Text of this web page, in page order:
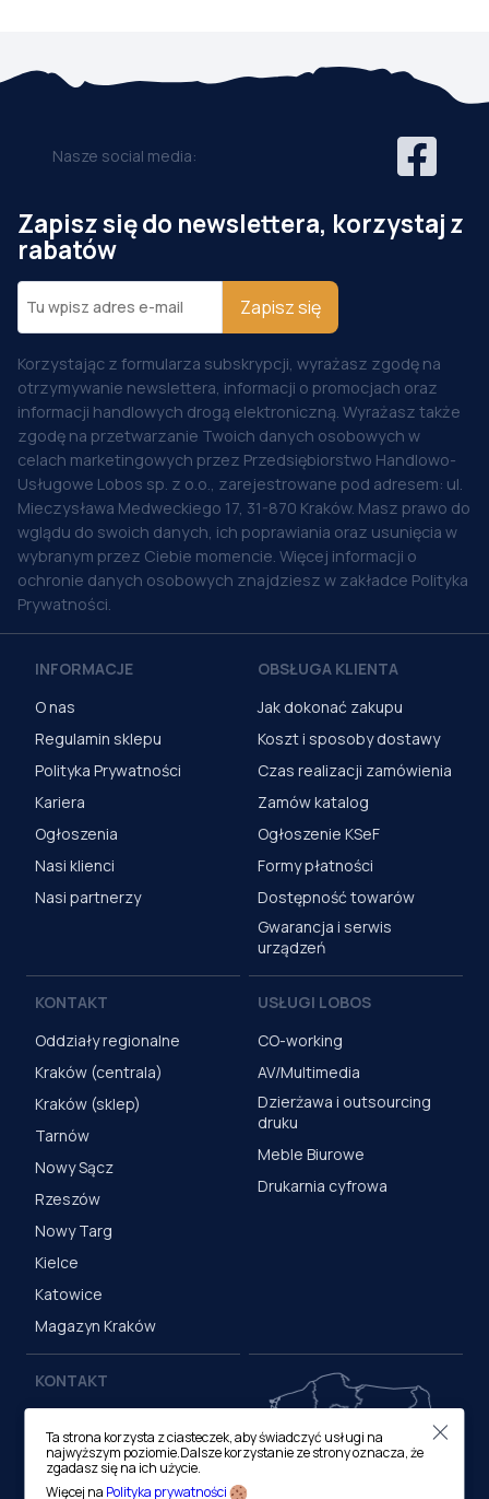
Nasze social media:
Zapisz się do newslettera, korzystaj z
rabatów
Zapisz się
Korzystając z formularza subskrypcji, wyrażasz zgodę na
otrzymywanie newslettera, informacji o promocjach oraz
informacji handlowych drogą elektroniczną. Wyrażasz także
zgodę na przetwarzanie Twoich danych osobowych w
celach marketingowych przez Przedsiębiorstwo Handlowo-
Usługowe Lobos sp. z o.o., zarejestrowane pod adresem: ul.
Mieczysława Medweckiego 17, 31-870 Kraków. Masz prawo do
wglądu do swoich danych, ich poprawiania oraz usunięcia w
wybranym przez Ciebie momencie. Więcej informacji o
ochronie danych osobowych znajdziesz w zakładce Polityka
Prywatności.
INFORMACJE
O nas
Regulamin sklepu
Polityka Prywatności
Kariera
Ogłoszenia
Nasi klienci
Nasi partnerzy
OBSŁUGA KLIENTA
Jak dokonać zakupu
Koszt i sposoby dostawy
Czas realizacji zamówienia
Zamów katalog
Ogłoszenie KSeF
Formy płatności
Dostępność towarów
Gwarancja i serwis
urządzeń
KONTAKT
Oddziały regionalne
Kraków (centrala)
Kraków (sklep)
Tarnów
Nowy Sącz
Rzeszów
Nowy Targ
Kielce
Katowice
Magazyn Kraków
USŁUGI LOBOS
CO-working
AV/Multimedia
Dzierżawa i outsourcing
druku
Meble Biurowe
Drukarnia cyfrowa
KONTAKT
ul. M. Medweckiego 17, 31-
870 Kraków
tel.:12 413 20 00
Ta strona korzysta z ciasteczek, aby świadczyć usługi na
najwyższym poziomie.Dalsze korzystanie ze strony oznacza, że
zgadasz się na ich użycie.
Więcej na Polityka prywatności